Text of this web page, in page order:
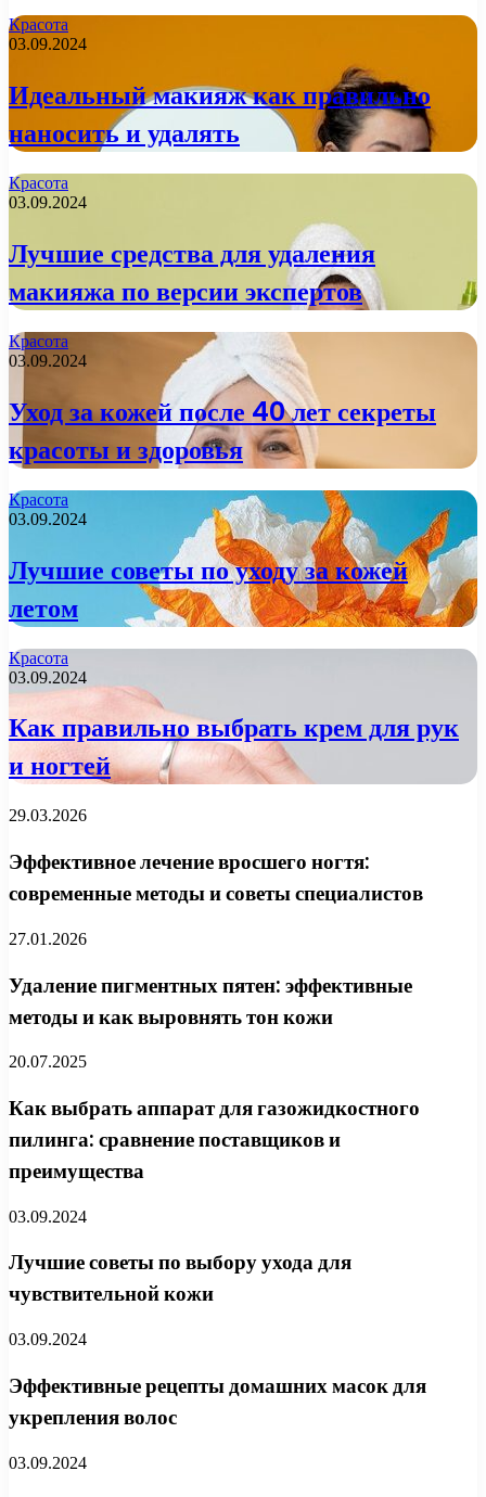
Красота
03.09.2024
Идеальный макияж как правильно
наносить и удалять
Красота
03.09.2024
Лучшие средства для удаления
макияжа по версии экспертов
Красота
03.09.2024
Уход за кожей после 40 лет секреты
красоты и здоровья
Красота
03.09.2024
Лучшие советы по уходу за кожей
летом
Красота
03.09.2024
Как правильно выбрать крем для рук
и ногтей
29.03.2026
Эффективное лечение вросшего ногтя:
современные методы и советы специалистов
27.01.2026
Удаление пигментных пятен: эффективные
методы и как выровнять тон кожи
20.07.2025
Как выбрать аппарат для газожидкостного
пилинга: сравнение поставщиков и
преимущества
03.09.2024
Лучшие советы по выбору ухода для
чувствительной кожи
03.09.2024
Эффективные рецепты домашних масок для
укрепления волос
03.09.2024